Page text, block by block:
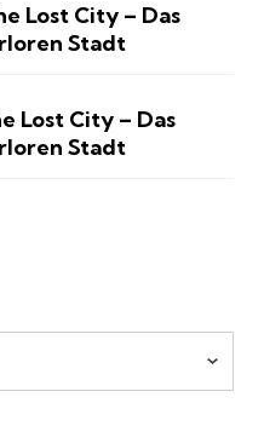
Lost City – Das
Stadt
Lost City – Das
Stadt